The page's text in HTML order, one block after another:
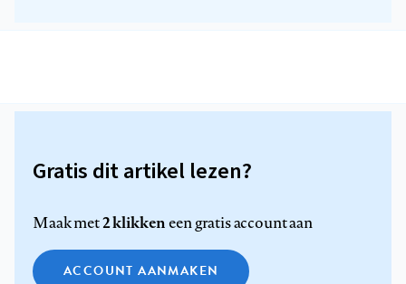
Gratis dit artikel lezen?
Maak met2 klikkeneen gratis account aan
ACCOUNT AANMAKEN